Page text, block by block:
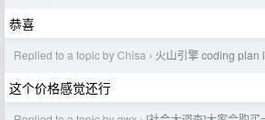
恭喜
Replied to a topic by Chisa › 火山引擎 coding plan
这个价格感觉还行